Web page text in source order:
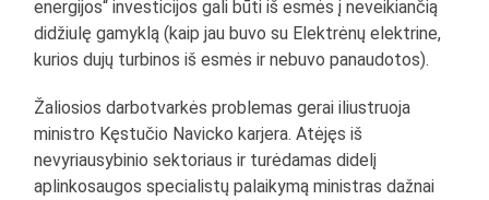
energijos“ investicijos gali būti iš esmės į neveikiančią
didžiulę gamyklą (kaip jau buvo su Elektrėnų elektrine,
kurios dujų turbinos iš esmės ir nebuvo panaudotos).
Žaliosios darbotvarkės problemas gerai iliustruoja
ministro Kęstučio Navicko karjera. Atėjęs iš
nevyriausybinio sektoriaus ir turėdamas didelį
aplinkosaugos specialistų palaikymą ministras dažnai